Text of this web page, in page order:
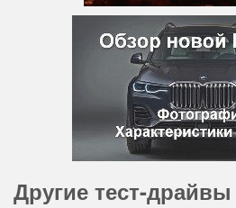
Другие тест-драйвы